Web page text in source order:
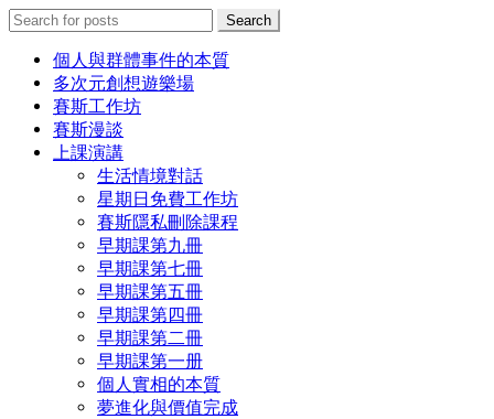
Search
for:
Search
個人與群體事件的本質
多次元創想遊樂場
賽斯工作坊
賽斯漫談
上課演講
生活情境對話
星期日免費工作坊
賽斯隱私刪除課程
早期課第九冊
早期課第七冊
早期課第五冊
早期課第四冊
早期課第二冊
早期課第一册
個人實相的本質
夢進化與價值完成